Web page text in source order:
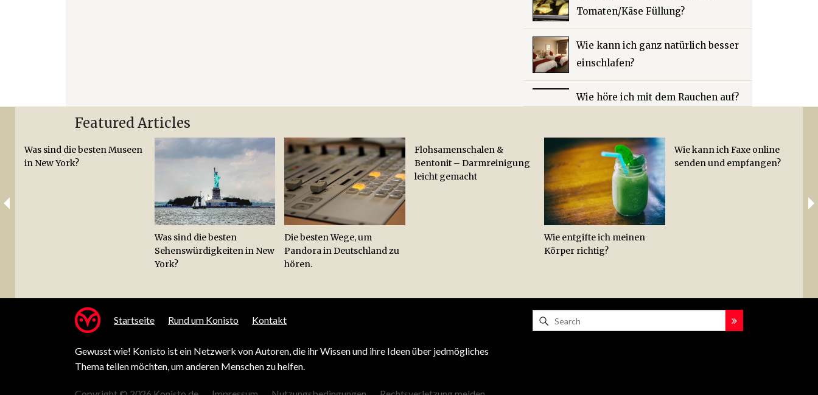
Tomaten/Käse Füllung?
Wie kann ich ganz natürlich besser
einschlafen?
Wie höre ich mit dem Rauchen auf?
Featured Articles
Was sind die besten Museen
in New York?
Was sind die besten
Sehenswürdigkeiten in New
York?
Die besten Wege, um
Pandora in Deutschland zu
hören.
Flohsamenschalen &
Bentonit – Darmreinigung
leicht gemacht
Wie entgifte ich meinen
Körper richtig?
Wie kann ich Faxe online
senden und empfangen?
Startseite Rund um Konisto Kontakt
Gewusst wie! Konisto ist ein Netzwerk von Autoren, die ihr Wissen und ihre Ideen über jedmögliches
Thema teilen möchten, um anderen Menschen zu helfen.